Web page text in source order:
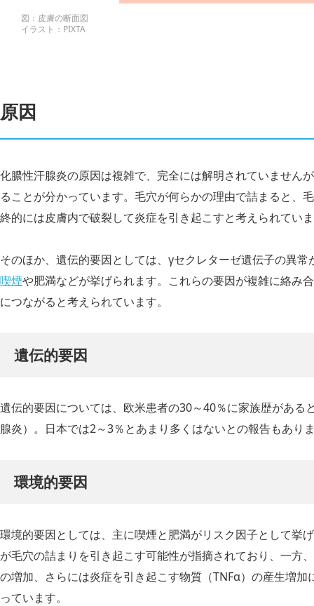
図：皮膚の断面図
イラスト：PIXTA
原因
化膿性汗腺炎の原因は複雑で、完全には解明されていません
ることが分かっています。毛穴が何らかの理由で詰まると、
終的には皮膚内で破裂して炎症を引き起こすと考えられてい
そのほか、遺伝的要因としては、γセクレターゼ遺伝子の異
喫煙や肥満などが挙げられます。これらの要因が複雑に絡み
につながると考えられています。
遺伝的要因
遺伝的要因については、欧米患者の30～40％に家族歴がある
腺炎）。日本では2～3％とあまり多くはないとの報告もあり
環境的要因
環境的要因としては、主に喫煙と肥満がリスク因子として挙
が毛穴の詰まりを引き起こす可能性が指摘されており、一方
の増加、さらには炎症を引き起こす物質（TNFα）の産生増
っています。